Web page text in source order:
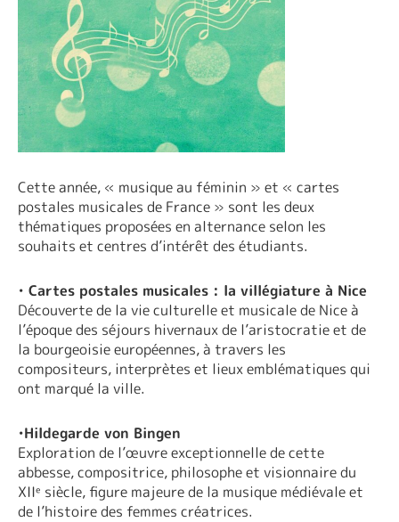
Cette année, « musique au féminin » et « cartes
postales musicales de France » sont les deux
thématiques proposées en alternance selon les
souhaits et centres d’intérêt des étudiants.
• Cartes postales musicales : la villégiature à Nice
Découverte de la vie culturelle et musicale de Nice à
l’époque des séjours hivernaux de l’aristocratie et de
la bourgeoisie européennes, à travers les
compositeurs, interprètes et lieux emblématiques qui
ont marqué la ville.
•Hildegarde von Bingen
Exploration de l’œuvre exceptionnelle de cette
abbesse, compositrice, philosophe et visionnaire du
XIIᵉ siècle, figure majeure de la musique médiévale et
de l’histoire des femmes créatrices.